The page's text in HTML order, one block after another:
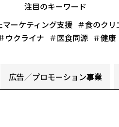
注目のキーワード
マーケティング支援 ＃食のク
ウクライナ ＃医食同源 ＃健康
広告／プロモーション事業